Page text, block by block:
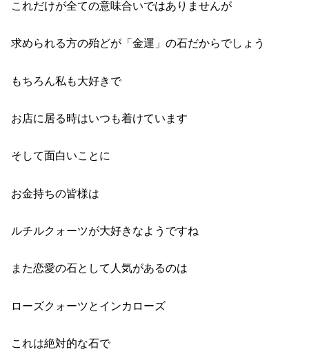
これだけが全ての意味合いではありませんが
求められる方の殆どが「金運」の石だからでしょう
もちろん私も大好きで
お店に居る時はいつも着けています
そして面白いことに
お金持ちの皆様は
ルチルクォーツが大好きなようですね
また恋愛の石として人気があるのは
ローズクォーツとインカローズ
これは絶対的な石で